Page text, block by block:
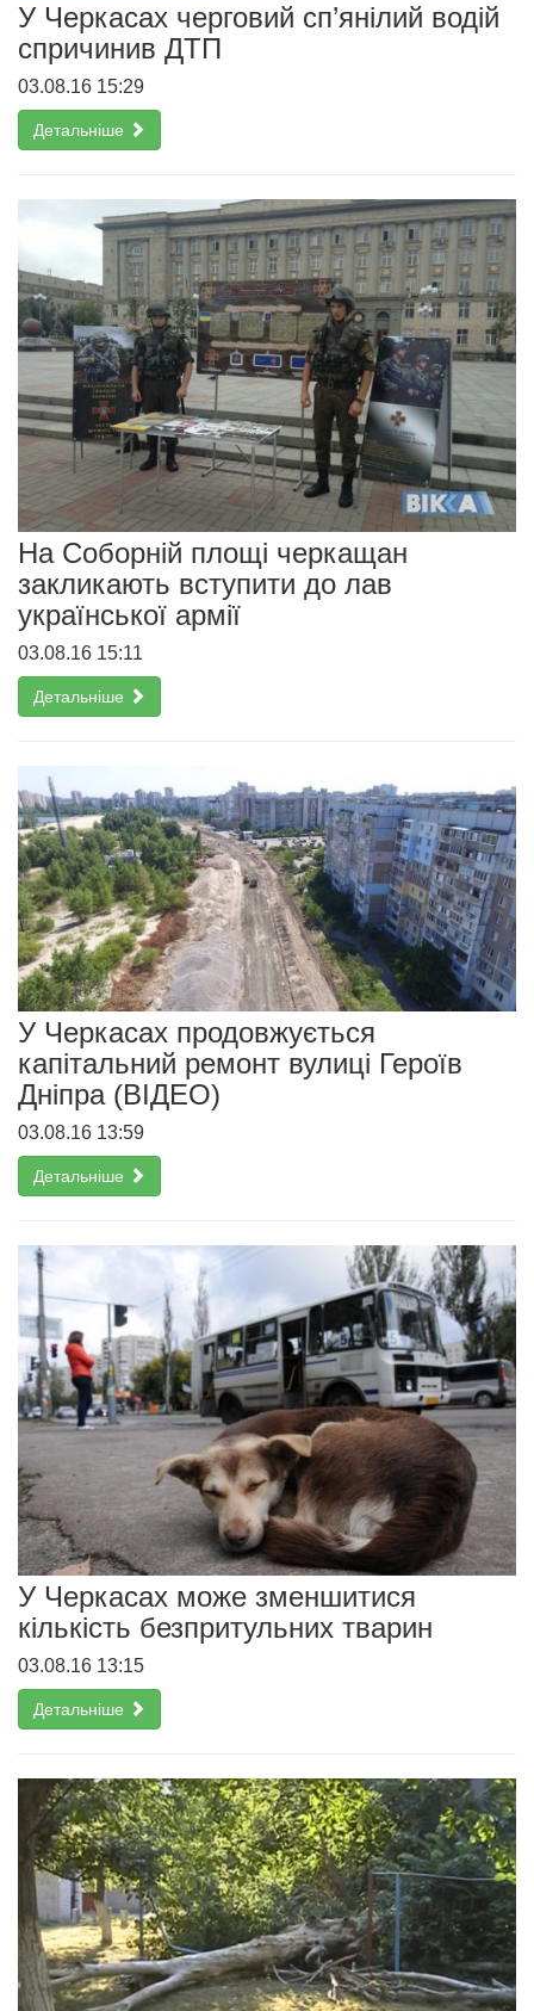
У Черкасах черговий сп’янілий водій
спричинив ДТП
03.08.16 15:29
Детальніше
На Соборній площі черкащан
закликають вступити до лав
української армії
03.08.16 15:11
Детальніше
У Черкасах продовжується
капітальний ремонт вулиці Героїв
Дніпра (ВІДЕО)
03.08.16 13:59
Детальніше
У Черкасах може зменшитися
кількість безпритульних тварин
03.08.16 13:15
Детальніше